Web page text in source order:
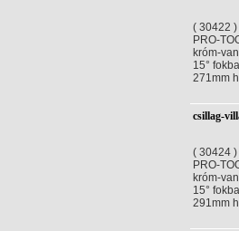
( 30422 )
PRO-
króm-
15°
271mm
csillag-
( 30424 )
PRO-
króm-
15°
291mm